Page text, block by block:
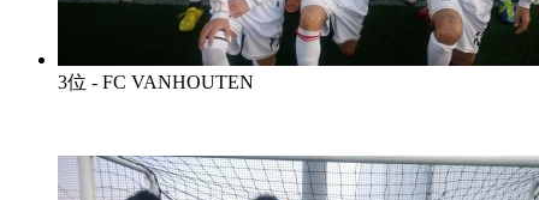
3位 - FC VANHOUTEN